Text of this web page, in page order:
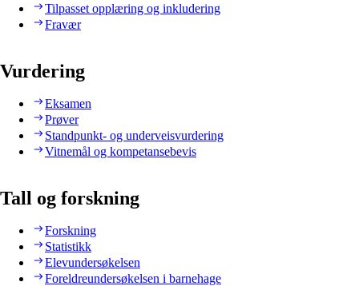
Tilpasset opplæring og inkludering
Fravær
Vurdering
Eksamen
Prøver
Standpunkt- og underveisvurdering
Vitnemål og kompetansebevis
Tall og forskning
Forskning
Statistikk
Elevundersøkelsen
Foreldreundersøkelsen i barnehage